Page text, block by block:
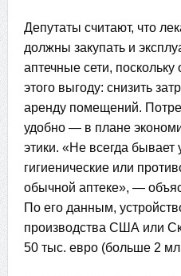
Депутаты считают, что
должны закупать и
аптечные сети, поскольку
этого выгоду: снизить
аренду помещений.
удобно — в плане
этики. «Не всегда бывает
гигиенические или
обычной аптеке», —
По его данным,
производства США или
50 тыс. евро (больше 2